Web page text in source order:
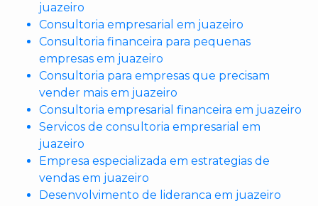
juazeiro
Consultoria empresarial em juazeiro
Consultoria financeira para pequenas
empresas em juazeiro
Consultoria para empresas que precisam
vender mais em juazeiro
Consultoria empresarial financeira em juazeiro
Servicos de consultoria empresarial em
juazeiro
Empresa especializada em estrategias de
vendas em juazeiro
Desenvolvimento de lideranca em juazeiro